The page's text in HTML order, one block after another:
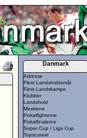
Danmark
Adresse
Flest Landsholdsmål
Flest Landskampe
Klubber
Landshold
Mestrene
Pokalfighterne
Pokalfinalerne
Super Cup / Liga Cup
Topscorere